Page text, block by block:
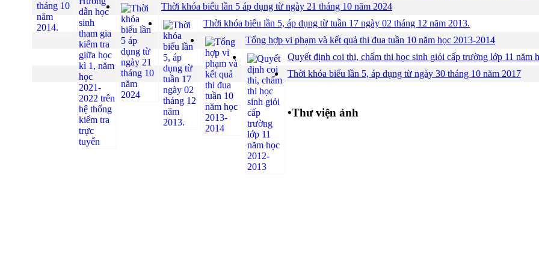
Thời khóa biểu lần 5 áp dụng từ ngày 21 tháng 10 năm 2024
Thời khóa biểu lần 5, áp dụng từ tuần 17 ngày 02 tháng 12 năm 2013.
Tổng hợp vi phạm và kết quả thi đua tuần 10 năm học 2013-2014
Quyết định coi thi, chấm thi học sinh giỏi cấp trường lớp 11 năm
Thời khóa biểu lần 5, áp dụng từ ngày 30 tháng 10 năm 2017
•Thư viện ảnh